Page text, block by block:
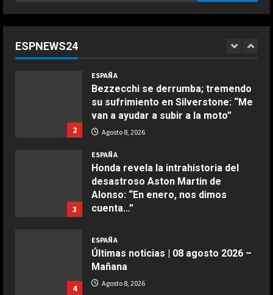
ESPNEWS24
1
declararse mujeres y elegibles en
Agosto 8, 2026
2
ESPAÑA
Bezzecchi se derrumba; tremendo
su sufrimiento en Silverstone: “Me
van a ayudar a subir a la moto”
Agosto 8, 2026
3
ESPAÑA
Honda revela la intrahistoria del
desastroso Aston Martin de
Alonso: “En enero, nos dimos
cuenta…”
4
ESPAÑA
Últimas noticias | 08 agosto 2026 –
Mañana
Agosto 8, 2026
Ensalada de espinacas deliciosa
COCINA
Boquerones fritos en freidora de
aire
Aprile 24, 2026
Buñuelos de alcachofas
Aprile 5, 2026